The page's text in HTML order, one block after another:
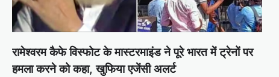
रामेश्वरम कैफे विस्फोट के मास्टरमाइंड ने पूरे भारत में ट्रेनों पर
हमला करने को कहा, खुफिया एजेंसी अलर्ट